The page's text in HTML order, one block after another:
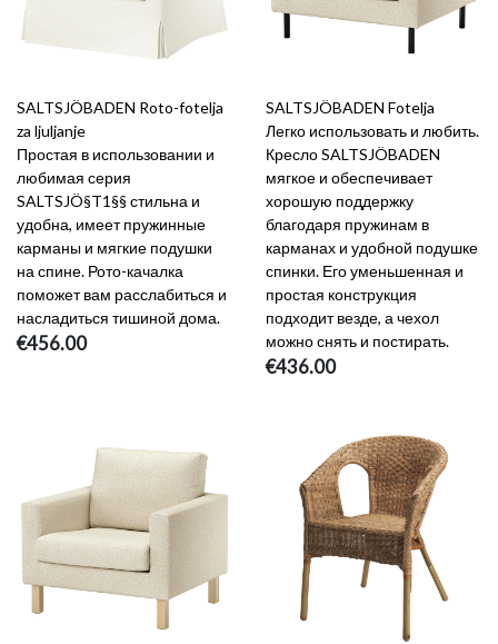
SALTSJÖBADEN Roto-fotelja
za ljuljanje
Простая в использовании и
любимая серия
SALTSJÖ§T1§§ стильна и
удобна, имеет пружинные
карманы и мягкие подушки
на спине. Рото-качалка
поможет вам расслабиться и
насладиться тишиной дома.
€456.00
SALTSJÖBADEN Fotelja
Легко использовать и любить.
Кресло SALTSJÖBADEN
мягкое и обеспечивает
хорошую поддержку
благодаря пружинам в
карманах и удобной подушке
спинки. Его уменьшенная и
простая конструкция
подходит везде, а чехол
можно снять и постирать.
€436.00